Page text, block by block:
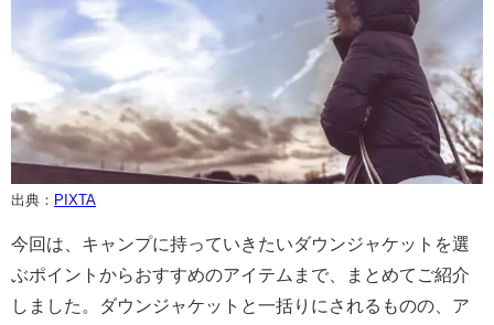
出典： PIXTA
今回は、キャンプに持っていきたいダウンジャケットを選
ぶポイントからおすすめのアイテムまで、まとめてご紹介
しました。ダウンジャケットと一括りにされるものの、ア